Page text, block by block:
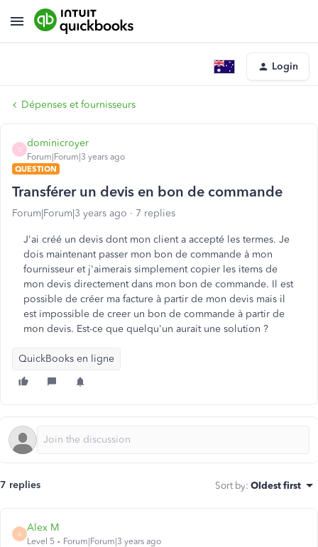
Login
Dépenses et fournisseurs
D
dominicroyer
Forum|Forum|3 years ago
QUESTION
Transférer un devis en bon de commande
Forum|Forum|3 years ago 7 replies
J'ai créé un devis dont mon client a accepté les termes. Je
dois maintenant passer mon bon de commande à mon
fournisseur et j'aimerais simplement copier les items de
mon devis directement dans mon bon de commande. Il est
possible de créer ma facture à partir de mon devis mais il
est impossible de creer un bon de commande à partir de
mon devis. Est-ce que quelqu'un aurait une solution ?
QuickBooks en ligne
7 replies Sort by: Oldest first
A
Alex M
Level 5 Forum|Forum|3 years ago